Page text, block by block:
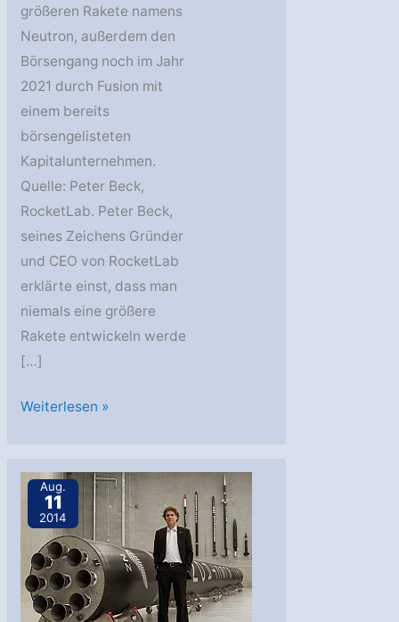
größeren Rakete namens
Neutron, außerdem den
Börsengang noch im Jahr
2021 durch Fusion mit
einem bereits
börsengelisteten
Kapitalunternehmen.
Quelle: Peter Beck,
RocketLab. Peter Beck,
seines Zeichens Gründer
und CEO von RocketLab
erklärte einst, dass man
niemals eine größere
Rakete entwickeln werde
[…]
RocketLab:
Rakete
und
Börsengang
Weiterlesen »
Aug.
11
2014